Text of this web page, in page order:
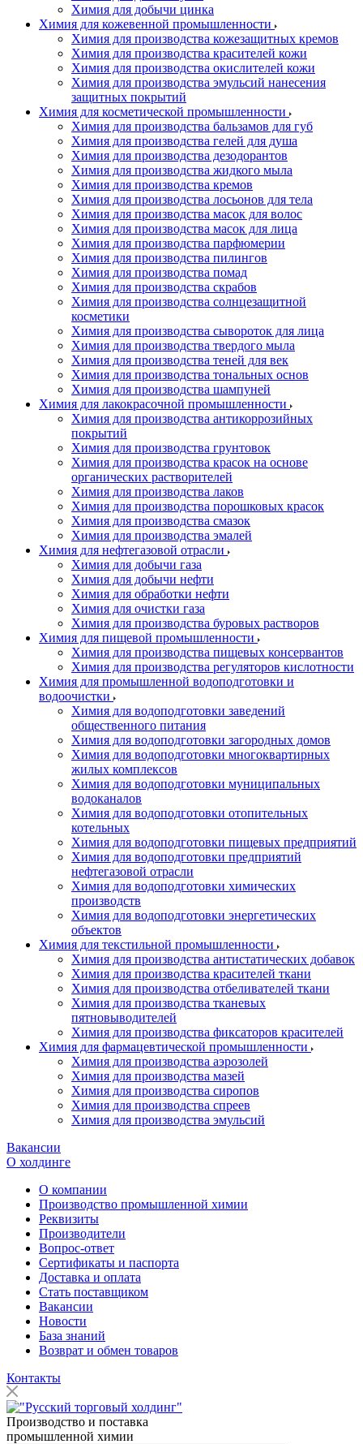
Химия для добычи цинка
Химия для кожевенной промышленности
Химия для производства кожезащитных кремов
Химия для производства красителей кожи
Химия для производства окислителей кожи
Химия для производства эмульсий нанесения
защитных покрытий
Химия для косметической промышленности
Химия для производства бальзамов для губ
Химия для производства гелей для душа
Химия для производства дезодорантов
Химия для производства жидкого мыла
Химия для производства кремов
Химия для производства лосьонов для тела
Химия для производства масок для волос
Химия для производства масок для лица
Химия для производства парфюмерии
Химия для производства пилингов
Химия для производства помад
Химия для производства скрабов
Химия для производства солнцезащитной
косметики
Химия для производства сывороток для лица
Химия для производства твердого мыла
Химия для производства теней для век
Химия для производства тональных основ
Химия для производства шампуней
Химия для лакокрасочной промышленности
Химия для производства антикоррозийных
покрытий
Химия для производства грунтовок
Химия для производства красок на основе
органических растворителей
Химия для производства лаков
Химия для производства порошковых красок
Химия для производства смазок
Химия для производства эмалей
Химия для нефтегазовой отрасли
Химия для добычи газа
Химия для добычи нефти
Химия для обработки нефти
Химия для очистки газа
Химия для производства буровых растворов
Химия для пищевой промышленности
Химия для производства пищевых консервантов
Химия для производства регуляторов кислотности
Химия для промышленной водоподготовки и
водоочистки
Химия для водоподготовки заведений
общественного питания
Химия для водоподготовки загородных домов
Химия для водоподготовки многоквартирных
жилых комплексов
Химия для водоподготовки муниципальных
водоканалов
Химия для водоподготовки отопительных
котельных
Химия для водоподготовки пищевых предприятий
Химия для водоподготовки предприятий
нефтегазовой отрасли
Химия для водоподготовки химических
производств
Химия для водоподготовки энергетических
объектов
Химия для текстильной промышленности
Химия для производства антистатических добавок
Химия для производства красителей ткани
Химия для производства отбеливателей ткани
Химия для производства тканевых
пятновыводителей
Химия для производства фиксаторов красителей
Химия для фармацевтической промышленности
Химия для производства аэрозолей
Химия для производства мазей
Химия для производства сиропов
Химия для производства спреев
Химия для производства эмульсий
Вакансии
О холдинге
О компании
Производство промышленной химии
Реквизиты
Производители
Вопрос-ответ
Сертификаты и паспорта
Доставка и оплата
Стать поставщиком
Вакансии
Новости
База знаний
Возврат и обмен товаров
Контакты
Производство и поставка
промышленной химии